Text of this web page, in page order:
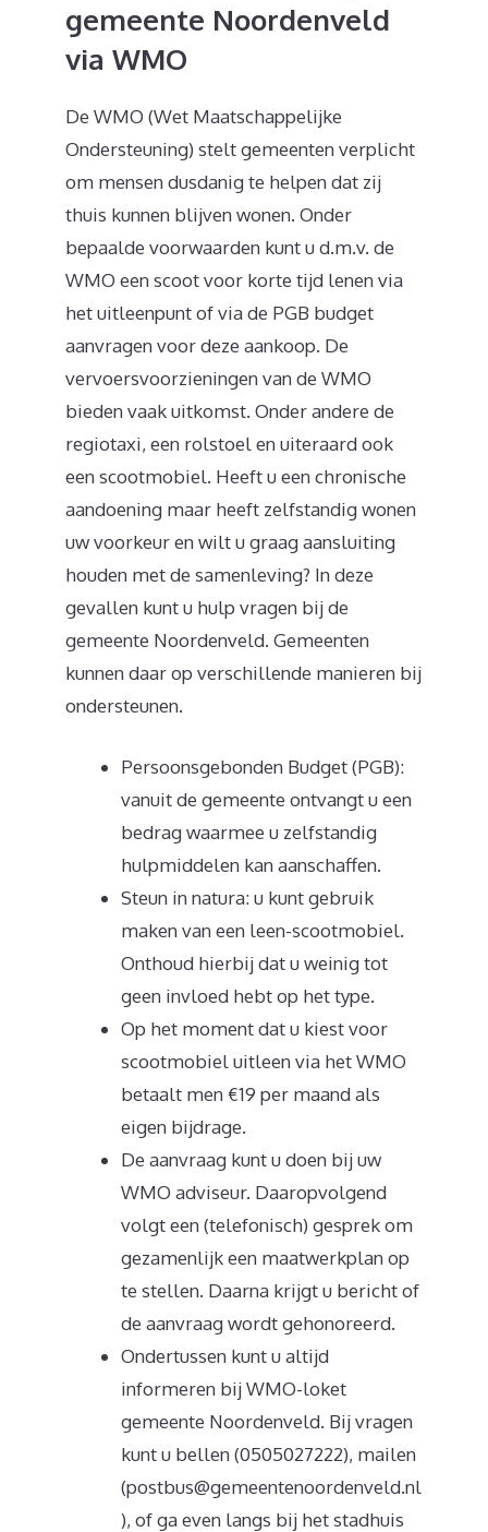
gemeente Noordenveld
via WMO
De WMO (Wet Maatschappelijke
Ondersteuning) stelt gemeenten verplicht
om mensen dusdanig te helpen dat zij
thuis kunnen blijven wonen. Onder
bepaalde voorwaarden kunt u d.m.v. de
WMO een scoot voor korte tijd lenen via
het uitleenpunt of via de PGB budget
aanvragen voor deze aankoop. De
vervoersvoorzieningen van de WMO
bieden vaak uitkomst. Onder andere de
regiotaxi, een rolstoel en uiteraard ook
een scootmobiel. Heeft u een chronische
aandoening maar heeft zelfstandig wonen
uw voorkeur en wilt u graag aansluiting
houden met de samenleving? In deze
gevallen kunt u hulp vragen bij de
gemeente Noordenveld. Gemeenten
kunnen daar op verschillende manieren bij
ondersteunen.
Persoonsgebonden Budget (PGB):
vanuit de gemeente ontvangt u een
bedrag waarmee u zelfstandig
hulpmiddelen kan aanschaffen.
Steun in natura: u kunt gebruik
maken van een leen-scootmobiel.
Onthoud hierbij dat u weinig tot
geen invloed hebt op het type.
Op het moment dat u kiest voor
scootmobiel uitleen via het WMO
betaalt men €19 per maand als
eigen bijdrage.
De aanvraag kunt u doen bij uw
WMO adviseur. Daaropvolgend
volgt een (telefonisch) gesprek om
gezamenlijk een maatwerkplan op
te stellen. Daarna krijgt u bericht of
de aanvraag wordt gehonoreerd.
Ondertussen kunt u altijd
informeren bij WMO-loket
gemeente Noordenveld. Bij vragen
kunt u bellen (0505027222), mailen
(postbus@gemeentenoordenveld.nl
), of ga even langs bij het stadhuis